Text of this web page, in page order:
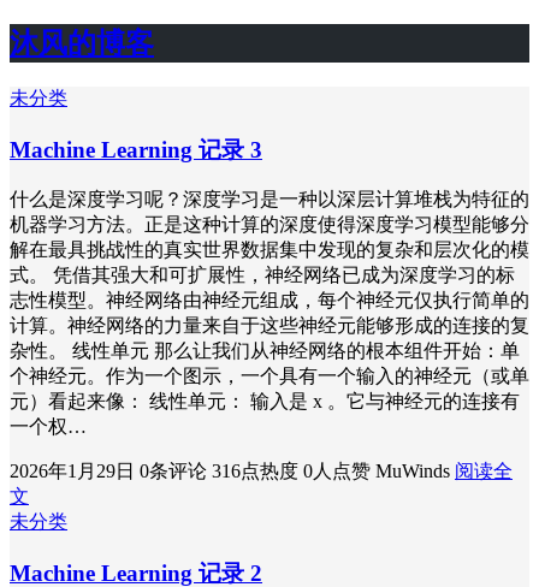
沐风的博客
未分类
Machine Learning 记录 3
什么是深度学习呢？深度学习是一种以深层计算堆栈为特征的
机器学习方法。正是这种计算的深度使得深度学习模型能够分
解在最具挑战性的真实世界数据集中发现的复杂和层次化的模
式。 凭借其强大和可扩展性，神经网络已成为深度学习的标
志性模型。神经网络由神经元组成，每个神经元仅执行简单的
计算。神经网络的力量来自于这些神经元能够形成的连接的复
杂性。 线性单元 那么让我们从神经网络的根本组件开始：单
个神经元。作为一个图示，一个具有一个输入的神经元（或单
元）看起来像： 线性单元： 输入是 x 。它与神经元的连接有
一个权…
2026年1月29日 0条评论 316点热度 0人点赞 MuWinds 阅读全
文
未分类
Machine Learning 记录 2